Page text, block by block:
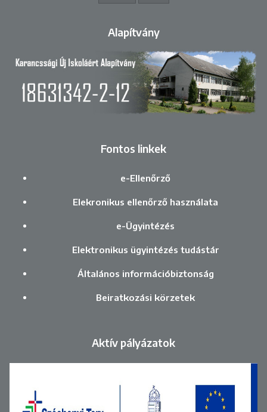
Alapítvány
Fontos linkek
e-Ellenőrző
Elekronikus ellenőrző használata
e-Ügyintézés
Elektronikus ügyintézés tudástár
Általános információbiztonság
Beiratkozási körzetek
Aktív pályázatok